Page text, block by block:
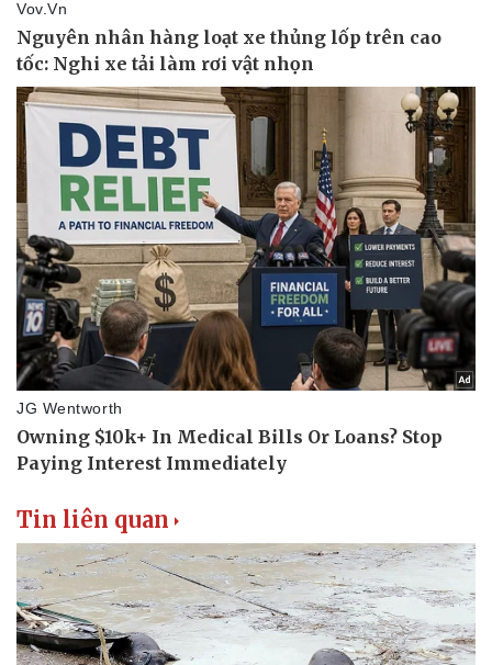
Tin liên quan